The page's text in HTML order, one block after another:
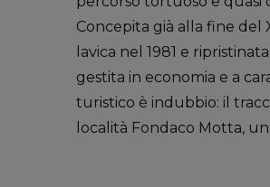
Concepita già alla fine del
lavica nel 1981 e
gestita in economia e a
turistico è indubbio: il
località Fondaco Motta,